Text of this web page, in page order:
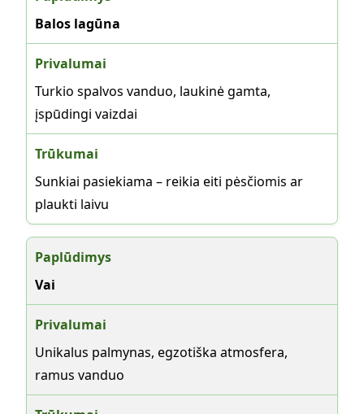
Balos lagūna
Turkio spalvos vanduo, laukinė gamta,
įspūdingi vaizdai
Sunkiai pasiekiama – reikia eiti pėsčiomis ar
plaukti laivu
Vai
Unikalus palmynas, egzotiška atmosfera,
ramus vanduo